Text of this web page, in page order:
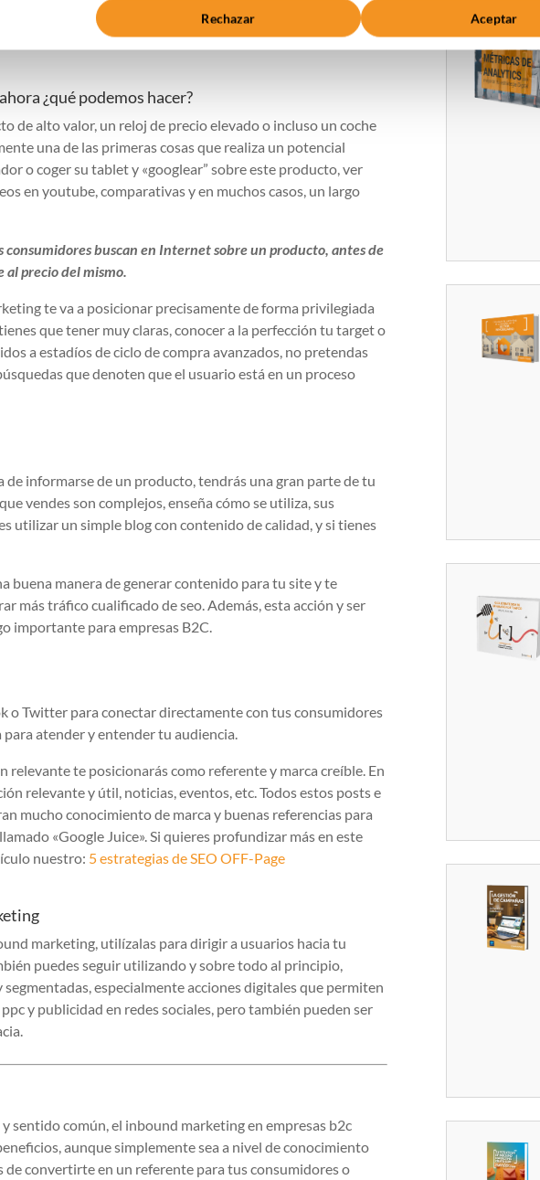
standing que muchos de sus productos superan esta cifra y
¿qué podemos hacer?
de alto valor, un reloj de precio elevado o incluso un coche
una de las primeras cosas que realiza un potencial
o coger su tablet y «googlear” sobre este producto, ver
en youtube, comparativas y en muchos casos, un largo
consumidores buscan en Internet sobre un producto, antes de
precio del mismo.
te va a posicionar precisamente de forma privilegiada
que tener muy claras, conocer a la perfección tu target o
a estadíos de ciclo de compra avanzados, no pretendas
que denoten que el usuario está en un proceso
de informarse de un producto, tendrás una gran parte de tu
vendes son complejos, enseña cómo se utiliza, sus
utilizar un simple blog con contenido de calidad, y si tienes
buena manera de generar contenido para tu site y te
más tráfico cualificado de seo. Además, esta acción y ser
importante para empresas B2C.
o Twitter para conectar directamente con tus consumidores
atender y entender tu audiencia.
relevante te posicionarás como referente y marca creíble. En
relevante y útil, noticias, eventos, etc. Todos estos posts e
mucho conocimiento de marca y buenas referencias para
«Google Juice». Si quieres profundizar más en este
nuestro: 5 estrategias de SEO OFF-Page
marketing, utilízalas para dirigir a usuarios hacia tu
puedes seguir utilizando y sobre todo al principio,
especialmente acciones digitales que permiten
y publicidad en redes sociales, pero también pueden ser
sentido común, el inbound marketing en empresas b2c
aunque simplemente sea a nivel de conocimiento
de convertirte en un referente para tus consumidores o
Rechazar Aceptar